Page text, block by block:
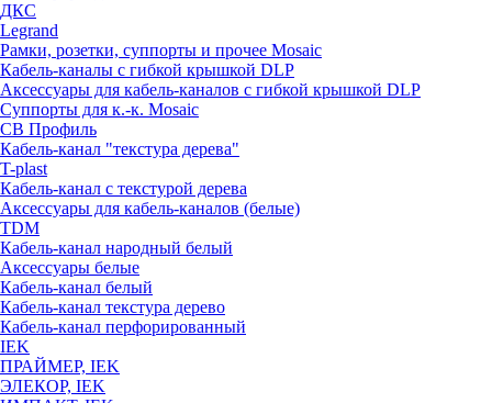
ДКС
Legrand
Рамки, розетки, суппорты и прочее Mosaic
Кабель-каналы с гибкой крышкой DLP
Аксессуары для кабель-каналов с гибкой крышкой DLP
Суппорты для к.-к. Mosaic
СВ Профиль
Кабель-канал "текстура дерева"
T-plast
Кабель-канал с текстурой дерева
Аксессуары для кабель-каналов (белые)
TDM
Кабель-канал народный белый
Аксессуары белые
Кабель-канал белый
Кабель-канал текстура дерево
Кабель-канал перфорированный
IEK
ПРАЙМЕР, IEK
ЭЛЕКОР, IEK